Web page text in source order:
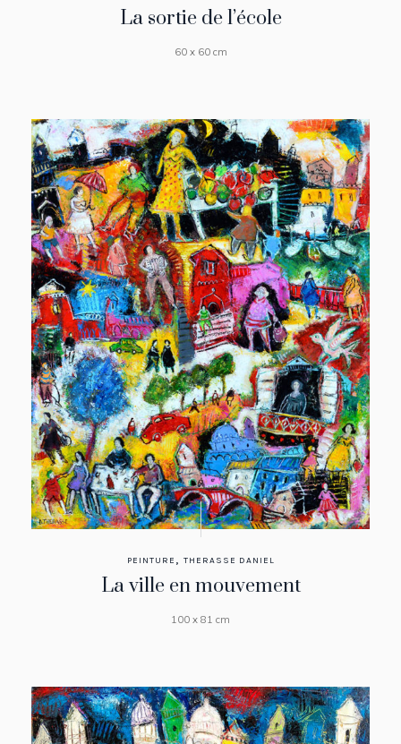
La sortie de l’école
60 x 60 cm
PEINTURE , THERASSE DANIEL
La ville en mouvement
100 x 81 cm